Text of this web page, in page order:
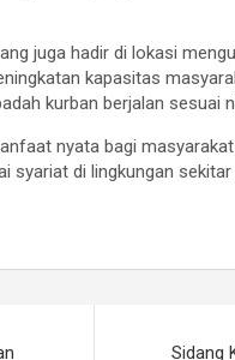
juga hadir di lokasi
kapasitas
kurban berjalan sesuai
nyata bagi
syariat di lingkungan
Sidang